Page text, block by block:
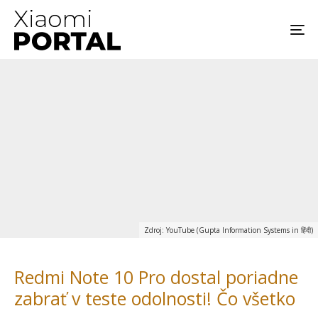
Zdroj: YouTube (Gupta Information Systems in हिंदी)
Redmi Note 10 Pro dostal poriadne
zabrať v teste odolnosti! Čo všetko